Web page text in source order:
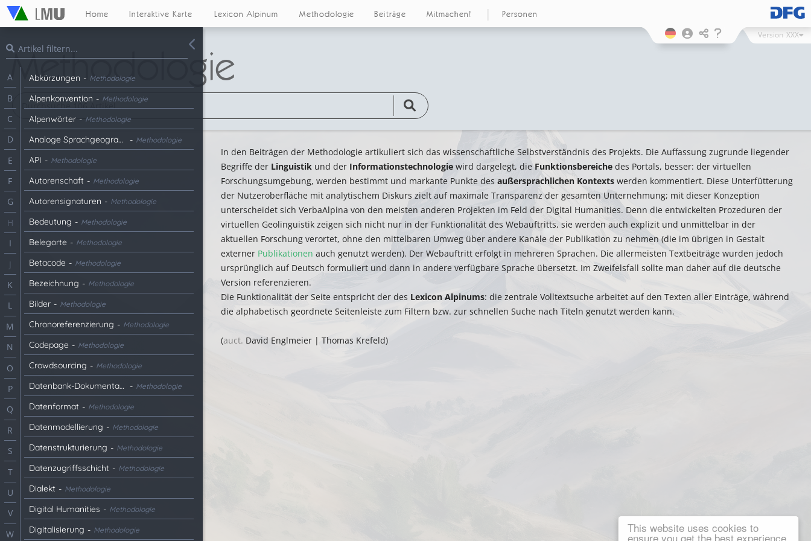
This website uses cookies to
ensure you get the best experience
Home Interaktive Karte Lexicon Alpinum Methodologie Beiträge Mitmachen! Personen
Version XXX
Methodologie
In den Beiträgen der Methodologie artikuliert sich das wissenschaftliche Selbstverständnis des Projekts. Die Auffassung zugrunde liegender
Begriffe der Linguistik und der Informationstechnologie wird dargelegt, die Funktionsbereiche des Portals, besser: der virtuellen
Forschungsumgebung, werden bestimmt und markante Punkte des außersprachlichen Kontexts werden kommentiert. Diese Unterfütterung
der Nutzeroberfläche mit analytischem Diskurs zielt auf maximale Transparenz der gesamten Unternehmung; mit dieser Konzeption
unterscheidet sich VerbaAlpina von den meisten anderen Projekten im Feld der Digital Humanities. Denn die entwickelten Prozeduren der
virtuellen Geolinguistik zeigen sich nicht nur in der Funktionalität des Webauftritts, sie werden auch explizit und unmittelbar in der
aktuellen Forschung verortet, ohne den mittelbaren Umweg über andere Kanäle der Publikation zu nehmen (die im übrigen in Gestalt
externer Publikationen auch genutzt werden). Der Webauftritt erfolgt in mehreren Sprachen. Die allermeisten Textbeiträge wurden jedoch
ursprünglich auf Deutsch formuliert und dann in andere verfügbare Sprache übersetzt. Im Zweifelsfall sollte man daher auf die deutsche
Version referenzieren.
Die Funktionalität der Seite entspricht der des Lexicon Alpinums: die zentrale Volltextsuche arbeitet auf den Texten aller Einträge, während
die alphabetisch geordnete Seitenleiste zum Filtern bzw. zur schnellen Suche nach Titeln genutzt werden kann.
(auct. David Englmeier | Thomas Krefeld)
A
B
C
D
E
F
G
H
I
J
K
L
M
N
O
P
Q
R
S
T
U
V
W
Abkürzungen - Methodologie
Alpenkonvention - Methodologie
Alpenwörter - Methodologie
Analoge Sprachgeographie - Methodologie
API - Methodologie
Autorenschaft - Methodologie
Autorensignaturen - Methodologie
Bedeutung - Methodologie
Belegorte - Methodologie
Betacode - Methodologie
Bezeichnung - Methodologie
Bilder - Methodologie
Chronoreferenzierung - Methodologie
Codepage - Methodologie
Crowdsourcing - Methodologie
Datenbank-Dokumentation - Methodologie
Datenformat - Methodologie
Datenmodellierung - Methodologie
Datenstrukturierung - Methodologie
Datenzugriffsschicht - Methodologie
Dialekt - Methodologie
Digital Humanities - Methodologie
Digitalisierung - Methodologie